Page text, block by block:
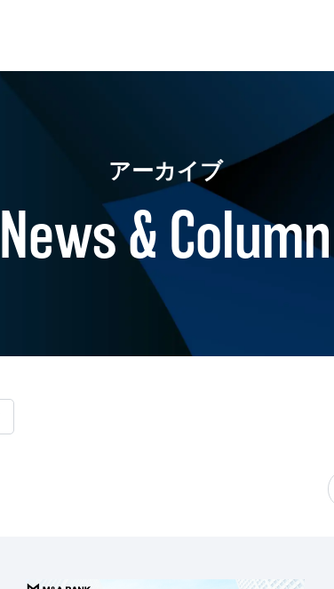
アーカイブ
News & Column